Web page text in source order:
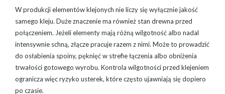
W produkcji elementów klejonych nie liczy się wyłącznie jakość
samego kleju. Duże znaczenie ma również stan drewna przed
połączeniem. Jeżeli elementy mają różną wilgotność albo nadal
intensywnie schną, złącze pracuje razem z nimi. Może to prowadzić
do osłabienia spoiny, pęknięć w strefie łączenia albo obniżenia
trwałości gotowego wyrobu. Kontrola wilgotności przed klejeniem
ogranicza więc ryzyko usterek, które często ujawniają się dopiero
po czasie.